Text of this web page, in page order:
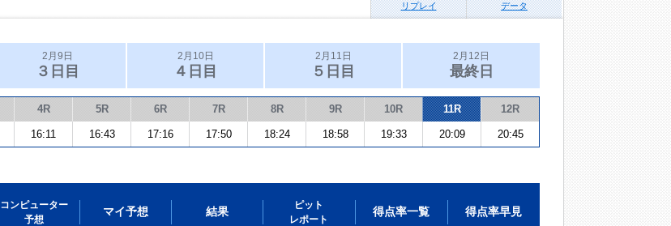
リプレイ
データ
2月9日
３日目
2月10日
４日目
2月11日
５日目
2月12日
最終日
4R 5R 6R 7R 8R 9R 10R 11R 12R
16:11 16:43 17:16 17:50 18:24 18:58 19:33 20:09 20:45
コンピューター
予想
マイ予想 結果
ピット
レポート
得点率一覧 得点率早見